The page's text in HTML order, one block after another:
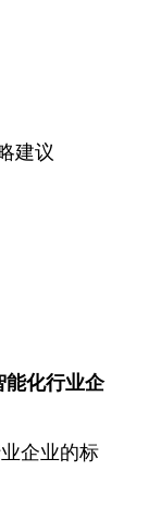
建议
能化行业企
企业的标